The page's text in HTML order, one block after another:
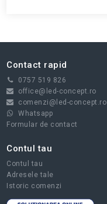
Contact rapid
0757 519 826
office@led-concept.ro
comenzi@led-concept.ro
Whatsapp
Formular de contact
Contul tau
Contul tau
Adresele tale
Istoric comenzi